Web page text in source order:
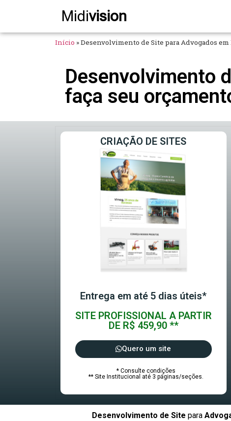
Midivision
Início »Desenvolvimento de Site para Advogados em
Desenvolvimento
faça seu
CRIAÇÃO DE SITES
Entrega em até 5 dias úteis*
SITE PROFISSIONAL A PARTIR
DE R$ 459,90 **
Quero um site
* Consulte condições
** Site Institucional até 3 páginas/seções.
Desenvolvimento de Site para